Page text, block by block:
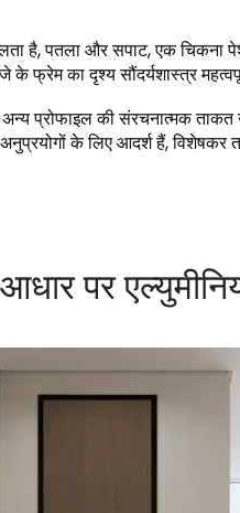
है, पतला और सपाट, एक चिकना
फ्रेम का दृश्य सौंदर्यशास्त्र
प्रोफाइल की संरचनात्मक ताकत
के लिए आदर्श हैं,
पर